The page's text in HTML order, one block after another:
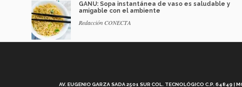
GANU: Sopa instantánea de vaso es saludable y
amigable con el ambiente
Redacción CONECTA
AV. EUGENIO GARZA SADA 2501 SUR COL. TECNOLÓGICO C.P. 64849 |